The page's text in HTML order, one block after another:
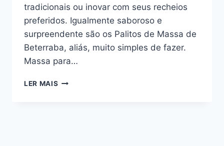
tradicionais ou inovar com seus recheios
preferidos. Igualmente saboroso e
surpreendente são os Palitos de Massa de
Beterraba, aliás, muito simples de fazer.
Massa para…
LER MAIS MASSA